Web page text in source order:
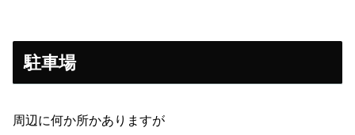
駐車場
周辺に何か所かありますが